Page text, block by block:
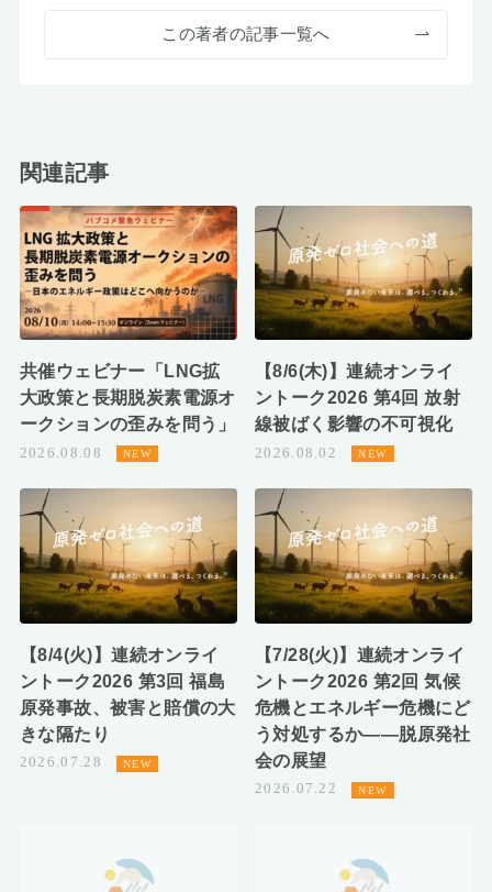
この著者の記事一覧へ
関連記事
共催ウェビナー「LNG拡
大政策と長期脱炭素電源オ
ークションの歪みを問う」
2026.08.08
【8/6(木)】連続オンライ
ントーク2026 第4回 放射
線被ばく影響の不可視化
2026.08.02
【8/4(火)】連続オンライ
ントーク2026 第3回 福島
原発事故、被害と賠償の大
きな隔たり
2026.07.28
【7/28(火)】連続オンライ
ントーク2026 第2回 気候
危機とエネルギー危機にど
う対処するか――脱原発社
会の展望
2026.07.22